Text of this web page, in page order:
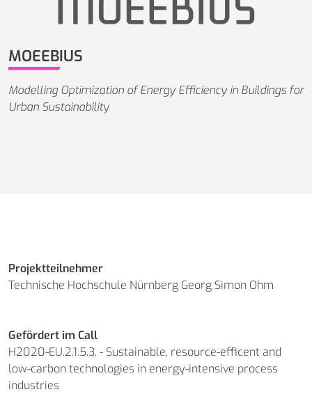
MOEEBIUS
Modelling Optimization of Energy Efficiency in Buildings for
Urban Sustainability
Projektteilnehmer
Technische Hochschule Nürnberg Georg Simon Ohm
Gefördert im Call
H2020-EU.2.1.5.3. - Sustainable, resource-efficent and
low-carbon technologies in energy-intensive process
industries